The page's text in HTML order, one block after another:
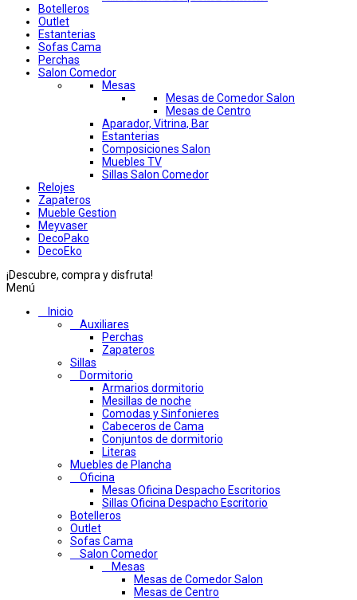
Botelleros
Outlet
Estanterias
Sofas Cama
Perchas
Salon Comedor
Mesas
Mesas de Comedor Salon
Mesas de Centro
Aparador, Vitrina, Bar
Estanterias
Composiciones Salon
Muebles TV
Sillas Salon Comedor
Relojes
Zapateros
Mueble Gestion
Meyvaser
DecoPako
DecoEko
¡Descubre, compra y disfruta!
Menú
Inicio
Auxiliares
Perchas
Zapateros
Sillas
Dormitorio
Armarios dormitorio
Mesillas de noche
Comodas y Sinfonieres
Cabeceros de Cama
Conjuntos de dormitorio
Literas
Muebles de Plancha
Oficina
Mesas Oficina Despacho Escritorios
Sillas Oficina Despacho Escritorio
Botelleros
Outlet
Sofas Cama
Salon Comedor
Mesas
Mesas de Comedor Salon
Mesas de Centro